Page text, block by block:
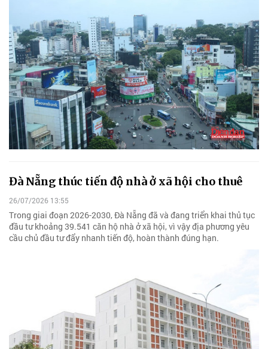
Đà Nẵng thúc tiến độ nhà ở xã hội cho thuê
26/07/2026 13:55
Trong giai đoạn 2026-2030, Đà Nẵng đã và đang triển khai thủ tục
đầu tư khoảng 39.541 căn hộ nhà ở xã hội, vì vậy địa phương yêu
cầu chủ đầu tư đẩy nhanh tiến độ, hoàn thành đúng hạn.